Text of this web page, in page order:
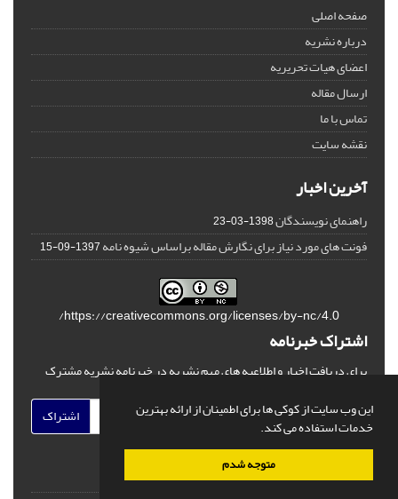
این وب سایت از کوکی ها برای اطمینان از ارائه بهترین
خدمات استفاده می کند.
متوجه شدم
صفحه اصلی
درباره نشریه
اعضای هیات تحریریه
ارسال مقاله
تماس با ما
نقشه سایت
آخرین اخبار
راهنمای نویسندگان1398-03-23
فونت های مورد نیاز برای نگارش مقاله براساس شیوه نامه1397-09-15
https://creativecommons.org/licenses/by-nc/4.0/
اشتراک خبرنامه
برای دریافت اخبار و اطلاعیه های مهم نشریه در خبرنامه نشریه مشترک
اشتراک